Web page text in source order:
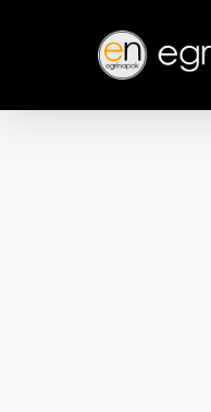
content